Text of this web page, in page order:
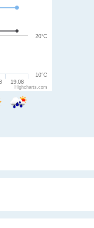
19.08
10°C
20°C
Highcharts.com